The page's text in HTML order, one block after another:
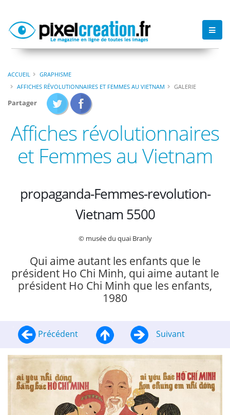
ACCUEIL
GRAPHISME
AFFICHES RÉVOLUTIONNAIRES ET FEMMES AU VIETNAM
GALERIE
Partager
Affiches révolutionnaires
et Femmes au Vietnam
propaganda-Femmes-revolution-
Vietnam 5500
© musée du quai Branly
Qui aime autant les enfants que le
président Ho Chi Minh, qui aime autant le
président Ho Chi Minh que les enfants,
1980
Précédent Suivant